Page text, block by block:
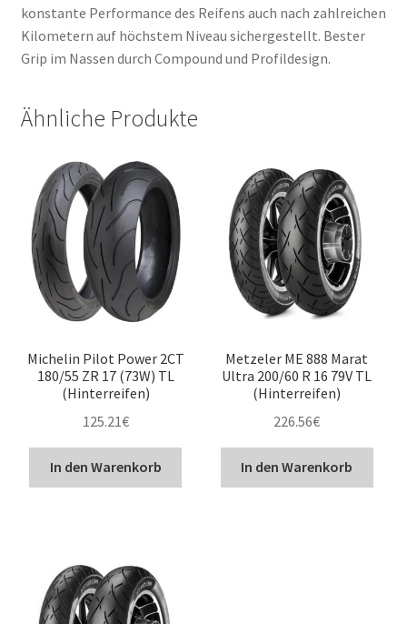
konstante Performance des Reifens auch nach zahlreichen
Kilometern auf höchstem Niveau sichergestellt. Bester
Grip im Nassen durch Compound und Profildesign.
Ähnliche Produkte
Michelin Pilot Power 2CT
180/55 ZR 17 (73W) TL
(Hinterreifen)
125.21€
In den Warenkorb
Metzeler ME 888 Marat
Ultra 200/60 R 16 79V TL
(Hinterreifen)
226.56€
In den Warenkorb